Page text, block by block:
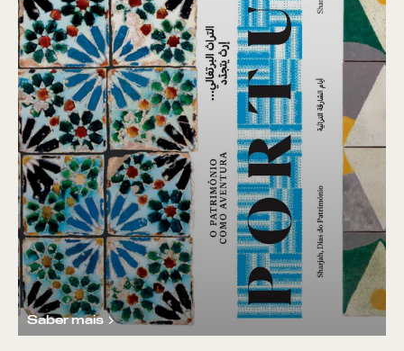
Pontos de Interesse
Sem resultados
Saber mais